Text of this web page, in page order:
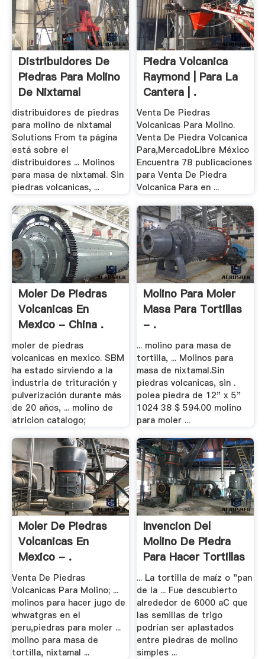
Distribuidores De
Piedras Para Molino
De Nixtamal
distribuidores de piedras
para molino de nixtamal
Solutions From ta página
está sobre el
distribuidores ... Molinos
para masa de nixtamal. Sin
piedras volcanicas, ...
Piedra Volcanica
Raymond | Para La
Cantera | .
Venta De Piedras
Volcanicas Para Molino.
Venta De Piedra Volcanica
Para,MercadoLibre México
Encuentra 78 publicaciones
para Venta De Piedra
Volcanica Para en ...
Moler De Piedras
Volcanicas En
Mexico - China .
moler de piedras
volcanicas en mexico. SBM
ha estado sirviendo a la
industria de trituración y
pulverización durante más
de 20 años, ... molino de
atricion catalogo;
Molino Para Moler
Masa Para Tortillas
- .
... molino para masa de
tortilla, ... Molinos para
masa de nixtamal.Sin
piedras volcanicas, sin .
polea piedra de 12" x 5"
1024 38 $ 594.00 molino
para moler ...
Moler De Piedras
Volcanicas En
Mexico - .
Venta De Piedras
Volcanicas Para Molino; ...
molinos para hacer jugo de
whwatgras en el
peru,piedras para moler ...
molino para masa de
tortilla, nixtamal ...
Invencion Del
Molino De Piedra
Para Hacer Tortillas
... La tortilla de maíz o "pan
de la ... Fue descubierto
alrededor de 6000 aC que
las semillas de trigo
podrían ser aplastados
entre piedras de molino
simples ...